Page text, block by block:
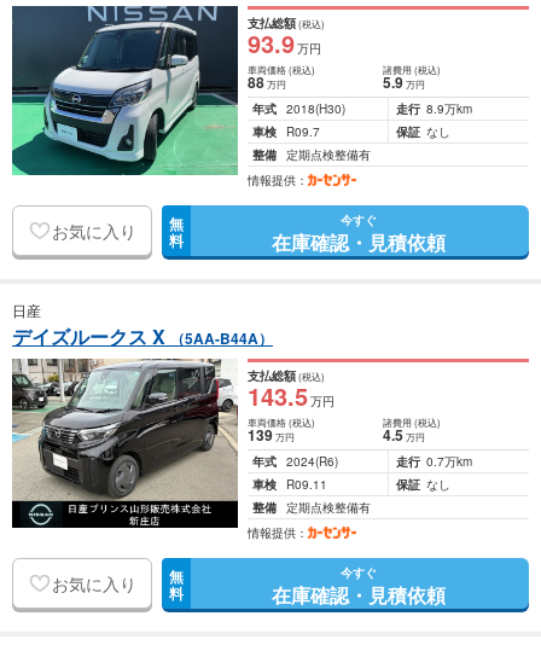
支払総額(税込)
93.9万円
車両価格(税込)
88万円
諸費用 (税込)
5.9 万円
年式 2018(H30) 走行 8.9万km
車検
R09.7 保証 なし
整備 定期点検整備有
情報提供：
お気に入り 無
料
今すぐ
在庫確認・見積依頼
日産
デイズルークス X （5AA-B44A）
支払総額(税込)
143.5万円
車両価格(税込)
139万円
諸費用 (税込)
4.5 万円
年式 2024(R6) 走行 0.7万km
車検
R09.11 保証 なし
整備 定期点検整備有
情報提供：
お気に入り 無
料
今すぐ
在庫確認・見積依頼